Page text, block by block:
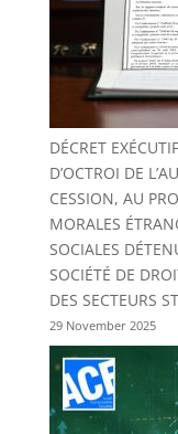
DÉCRET
D’OCTROI DE
CESSION, AU
MORALES
SOCIALES
SOCIÉTÉ DE
DES SECTEURS
29 November 2025